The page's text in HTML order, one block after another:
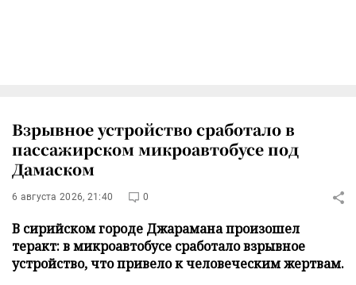
Взрывное устройство сработало в
пассажирском микроавтобусе под
Дамаском
6 августа 2026, 21:40 0
В сирийском городе Джарамана произошел
теракт: в микроавтобусе сработало взрывное
устройство, что привело к человеческим жертвам.